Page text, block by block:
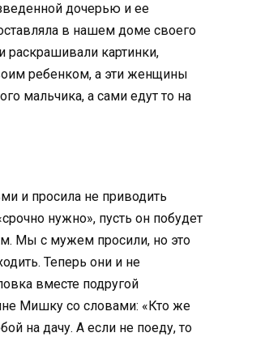
дочерью и ее
в нашем доме своего
раскрашивали картинки,
ребенком, а эти женщины
мальчика, а сами едут то на
и просила не приводить
нужно», пусть он побудет
Мы с мужем просили, но это
Теперь они и не
вместе подругой
Мишку со словами: «Кто же
на дачу. А если не поеду, то